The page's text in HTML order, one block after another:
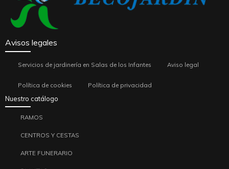
Avisos legales
Servicios de jardinería en Salas de los Infantes Aviso legal
Política de cookies Política de privacidad
Nuestro catálogo
RAMOS
CENTROS Y CESTAS
ARTE FUNERARIO